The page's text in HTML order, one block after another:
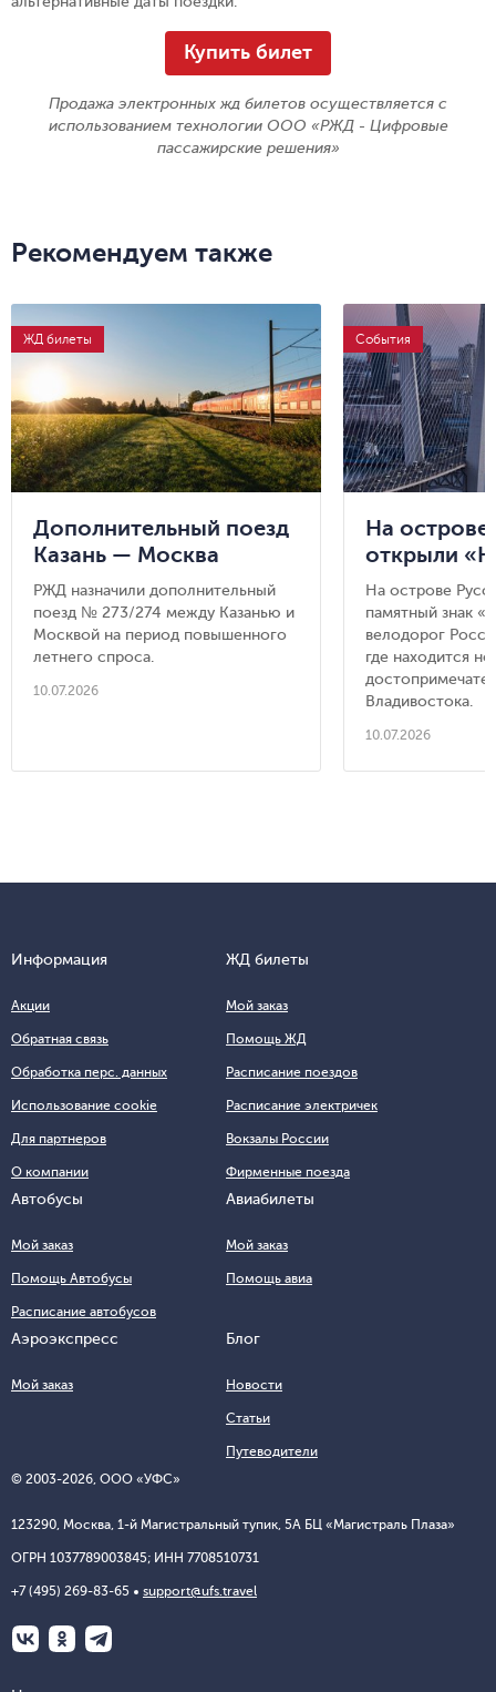
Купить билет
Продажа электронных жд билетов осуществляется с
использованием технологии ООО «РЖД - Цифровые
пассажирские решения»
Рекомендуем также
ЖД билеты
Дополнительный поезд
Казань — Москва
РЖД назначили дополнительный
поезд № 273/274 между Казанью и
Москвой на период повышенного
летнего спроса.
10.07.2026
События
На острове
открыли
километр
России» —
На острове
памятный знак
велодорог
где находится
Владивостока.
10.07.2026
© 2003-2026, ООО «УФС»
123290, Москва, 1-й Магистральный тупик, 5А БЦ «Магистраль Плаза»
ОГРН 1037789003845; ИНН 7708510731
+7 (495) 269-83-65 support@ufs.travel
Информация
Акции
Обратная связь
Обработка перс. данных
Использование cookie
Для партнеров
О компании
ЖД билеты
Мой заказ
Помощь ЖД
Расписание поездов
Расписание электричек
Вокзалы России
Фирменные поезда
Автобусы
Мой заказ
Помощь Автобусы
Расписание автобусов
Авиабилеты
Мой заказ
Помощь авиа
Аэроэкспресс
Мой заказ
Блог
Новости
Статьи
Путеводители